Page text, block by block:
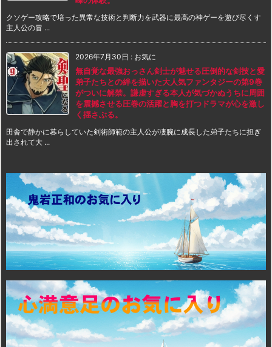
クソゲー攻略で培った異常な技術と判断力を武器に最高の神ゲーを遊び尽くす
主人公の冒 ...
2026年7月30日 : お気に
無自覚な最強おっさん剣士が魅せる圧倒的な剣技と愛
弟子たちとの絆を描いた大人気ファンタジーの第9巻
がついに解禁。謙虚すぎる本人が気づかぬうちに周囲
を震撼させる圧巻の活躍と胸を打つドラマが心を激し
く揺さぶる。
田舎で静かに暮らしていた剣術師範の主人公が凄腕に成長した弟子たちに担ぎ
出されて大 ...